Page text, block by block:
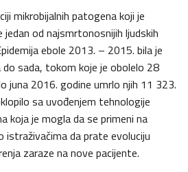
mikrobijalnih patogena koji je
od najsmrtonosnijih ljudskih
ebole 2013. – 2015. bila je
sada, tokom koje je obolelo 28
juna 2016. godine umrlo njih 11 323.
sa uvođenjem tehnologije
koja je mogla da se primeni na
da prate evoluciju
zaraze na nove pacijente.